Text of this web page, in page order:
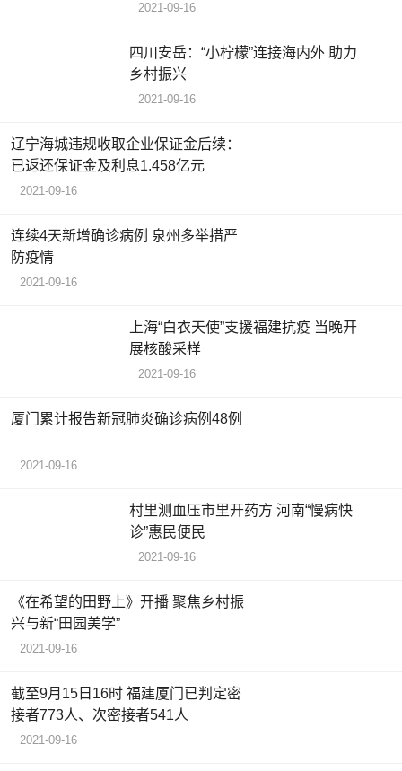
2021-09-16
四川安岳：“小柠檬”连接海内外 助力
乡村振兴
2021-09-16
辽宁海城违规收取企业保证金后续：
已返还保证金及利息1.458亿元
2021-09-16
连续4天新增确诊病例 泉州多举措严
防疫情
2021-09-16
上海“白衣天使”支援福建抗疫 当晚开
展核酸采样
2021-09-16
厦门累计报告新冠肺炎确诊病例48例
2021-09-16
村里测血压市里开药方 河南“慢病快
诊”惠民便民
2021-09-16
《在希望的田野上》开播 聚焦乡村振
兴与新“田园美学”
2021-09-16
截至9月15日16时 福建厦门已判定密
接者773人、次密接者541人
2021-09-16